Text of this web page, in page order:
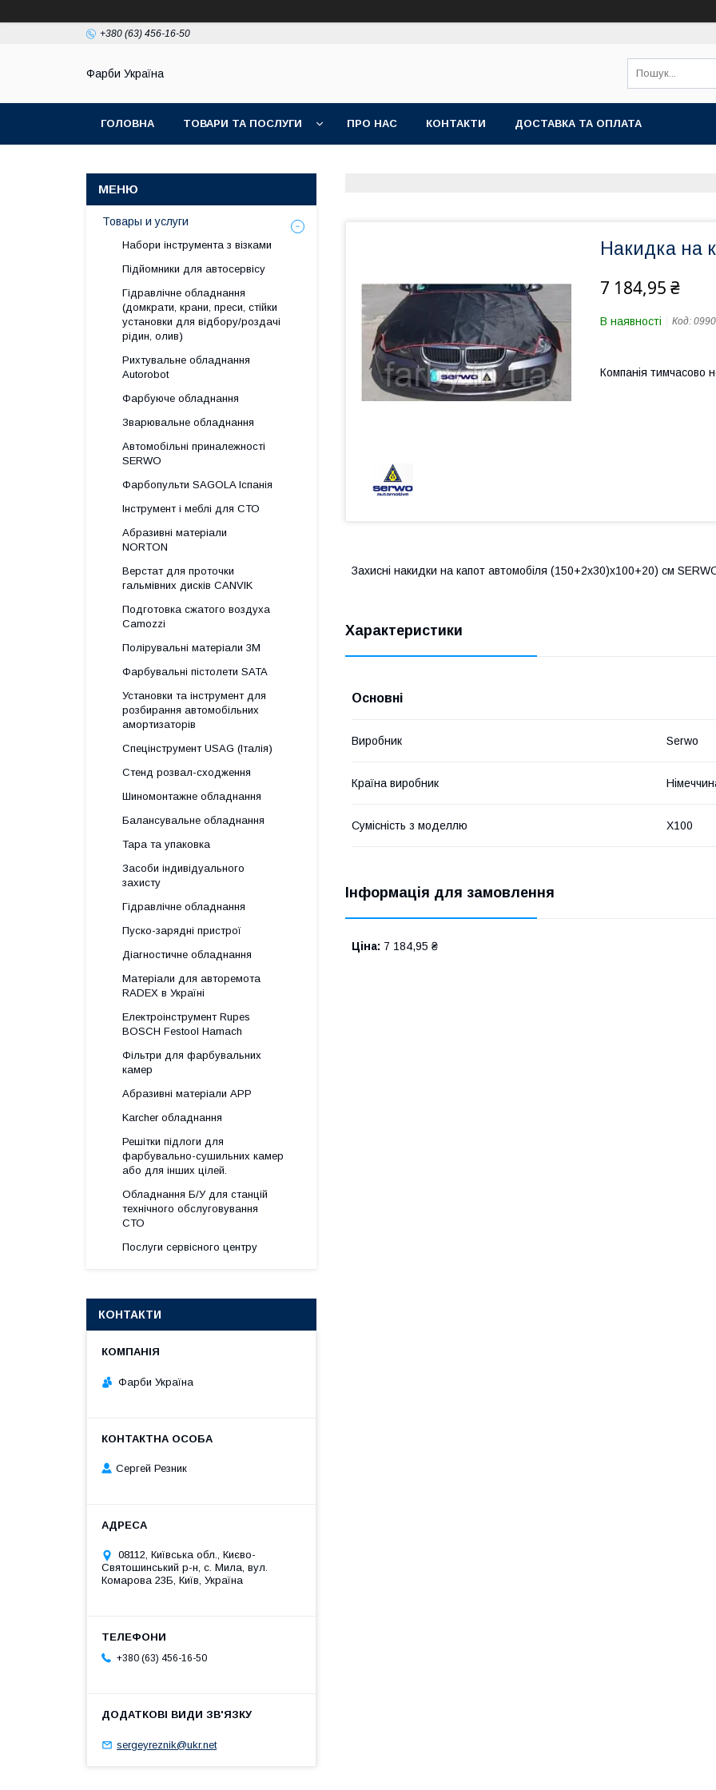
+380 (63) 456-16-50
Фарби Україна
ГОЛОВНА ТОВАРИ ТА ПОСЛУГИ ПРО НАС КОНТАКТИ ДОСТАВКА ТА ОПЛАТА
Накидка на
7 184,95 ₴
В наявності Код:
Компанія тимчасово
Захисні накидки на капот автомобіля (150+2x30)x100+20) см
Характеристики
Основні
Виробник Serwo
Країна виробник
Сумісність з моделлю X100
Інформація для замовлення
Ціна: 7 184,95 ₴
Товары и услуги
Набори інструмента з візками
Підйомники для автосервісу
Гідравлічне обладнання
(домкрати, крани, преси, стійки
установки для вiдбору/роздачi
рiдин, олив)
Рихтувальне обладнання
Autorobot
Фарбуюче обладнання
Зварювальне обладнання
Автомобільні приналежності
SERWO
Фарбопульти SAGOLA Іспанія
Інструмент і меблі для СТО
Абразивні матеріали
NORTON
Верстат для проточки
гальмівних дисків CANVIK
Подготовка сжатого воздуха
Camozzi
Полірувальні матеріали 3М
Фарбувальні пістолети SATA
Установки та інструмент для
розбирання автомобільних
амортизаторів
Спецінструмент USAG (Італія)
Стенд розвал-сходження
Шиномонтажне обладнання
Балансувальне обладнання
Тара та упаковка
Засоби індивідуального
захисту
Гідравлічне обладнання
Пуско-зарядні пристрої
Діагностичне обладнання
Матеріали для авторемота
RADEX в Україні
Електроінструмент Rupes
BOSCH Festool Hamach
Фільтри для фарбувальних
камер
Абразивні матеріали АРР
Karcher обладнання
Решітки підлоги для
фарбувально-сушильних камер
або для інших цілей.
Обладнання Б/У для станцій
технічного обслуговування
СТО
Послуги сервісного центру
КОНТАКТИ
Фарби Україна
Сергей Резник
08112, Київська обл., Києво-
Святошинський р-н, с. Мила, вул.
Комарова 23Б, Київ, Україна
+380 (63) 456-16-50
sergeyreznik@ukr.net